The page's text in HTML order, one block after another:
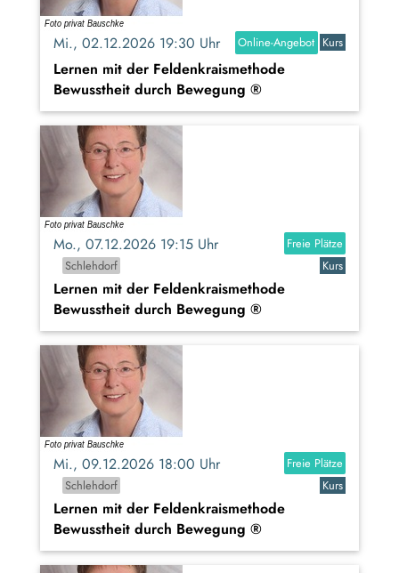
Mi., 02.12.2026 19:30 Uhr Online-Angebot Kurs
Lernen mit der Feldenkraismethode
Bewusstheit durch Bewegung ®
Mo., 07.12.2026 19:15 Uhr
Freie Plätze
Schlehdorf
Kurs
Lernen mit der Feldenkraismethode
Bewusstheit durch Bewegung ®
Mi., 09.12.2026 18:00 Uhr
Freie Plätze
Schlehdorf
Kurs
Lernen mit der Feldenkraismethode
Bewusstheit durch Bewegung ®